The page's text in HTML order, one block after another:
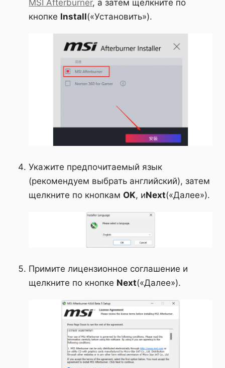
MSI Afterburner, а затем щелкните по
кнопке Install(«Установить»).
Укажите предпочитаемый язык
(рекомендуем выбрать английский), затем
щелкните по кнопкам OK, иNext(«Далее»).
Примите лицензионное соглашение и
щелкните по кнопке Next(«Далее»).